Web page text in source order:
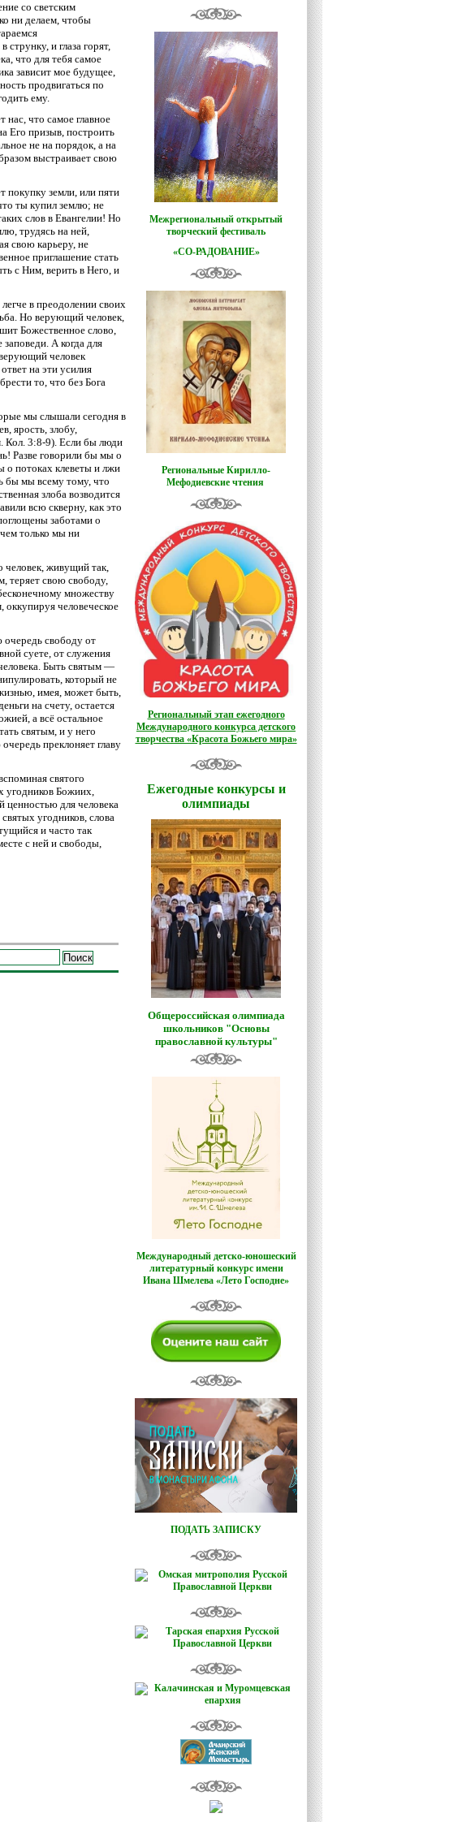
со светским
ни делаем, чтобы
струнку, и глаза горят,
что для тебя самое
зависит мое будущее,
продвигаться по
ему.
что самое главное
Его призыв, построить
не на порядок, а на
выстраивает свою
покупку земли, или пяти
ты купил землю; не
слов в Евангелии! Но
трудясь на ней,
свою карьеру, не
приглашение стать
с Ним, верить в Него, и
в преодолении своих
Но верующий человек,
Божественное слово,
А когда для
человек
на эти усилия
то, что без Бога
мы слышали сегодня в
ярость, злобу,
Кол. 3:8-9). Если бы люди
Разве говорили бы мы о
о потоках клеветы и лжи
бы мы всему тому, что
злоба возводится
всю скверну, как это
заботами о
только мы ни
человек, живущий так,
теряет свою свободу,
множеству
оккупируя человеческое
очередь свободу от
суете, от служения
Быть святым —
который не
имея, может быть,
на счету, остается
а всё остальное
святым, и у него
преклоняет главу
святого
угодников Божиих,
ценностью для человека
угодников, слова
и часто так
с ней и свободы,
Межрегиональный открытый
творческий фестиваль
«СО-РАДОВАНИЕ»
Региональные Кирилло-
Мефодиевские чтения
Региональный этап ежегодного
Международного конкурса детского
творчества «Красота Божьего мира»
Ежегодные конкурсы и
олимпиады
Общероссийская олимпиада
школьников "Основы
православной культуры"
Международный детско-юношеский
литературный конкурс имени
Ивана Шмелева «Лето Господне»
ПОДАТЬ ЗАПИСКУ